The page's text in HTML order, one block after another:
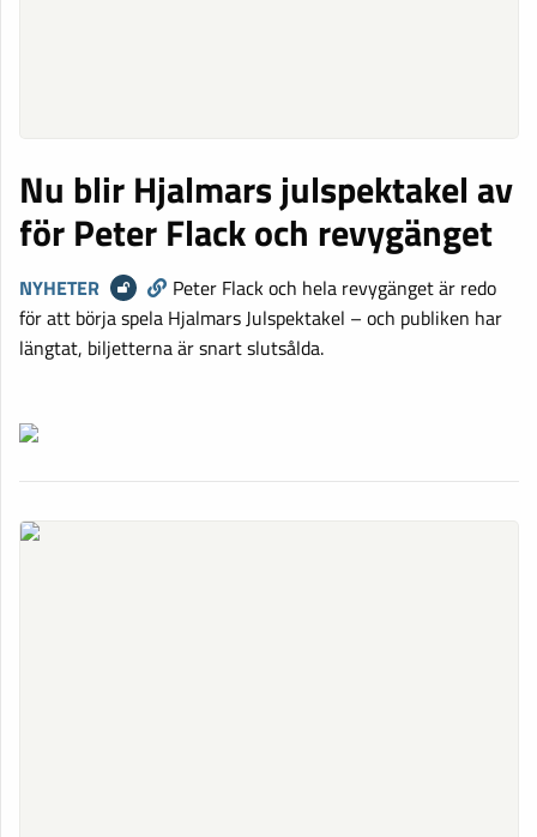
Nu blir Hjalmars julspektakel av
för Peter Flack och revygänget
NYHETER
Peter Flack och hela revygänget är redo
för att börja spela Hjalmars Julspektakel – och publiken har
längtat, biljetterna är snart slutsålda.